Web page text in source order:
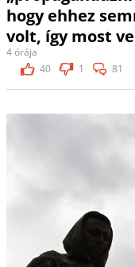
hogy ehhez
volt, így most
4 órája
40
1 81